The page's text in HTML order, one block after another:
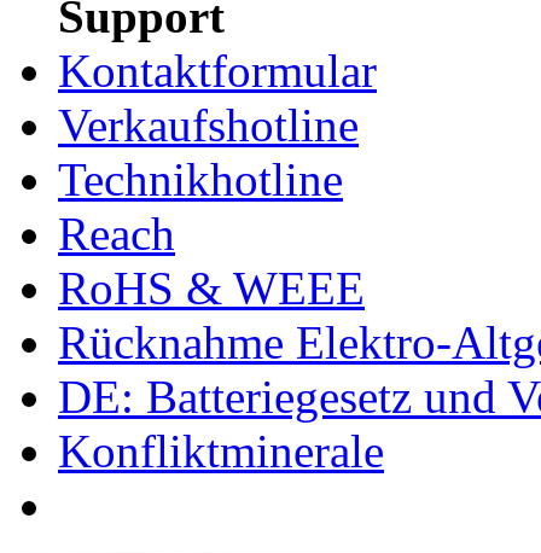
Support
Kontaktformular
Verkaufshotline
Technikhotline
Reach
RoHS & WEEE
Rücknahme Elektro-
DE: Batteriegesetz und
Konfliktminerale